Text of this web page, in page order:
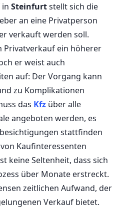
Steinfurtstellt sich die
an eine Privatperson
verkauft werden soll.
Privatverkauf ein höherer
er weist auch
auf: Der Vorgang kann
zu Komplikationen
das Kfz über alle
angeboten werden, es
stattfinden
Kaufinteressenten
keine Seltenheit, dass sich
über Monate erstreckt.
zeitlichen Aufwand, der
Verkauf bietet.